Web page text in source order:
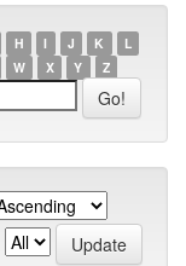
H I J K
L
W X Y Z